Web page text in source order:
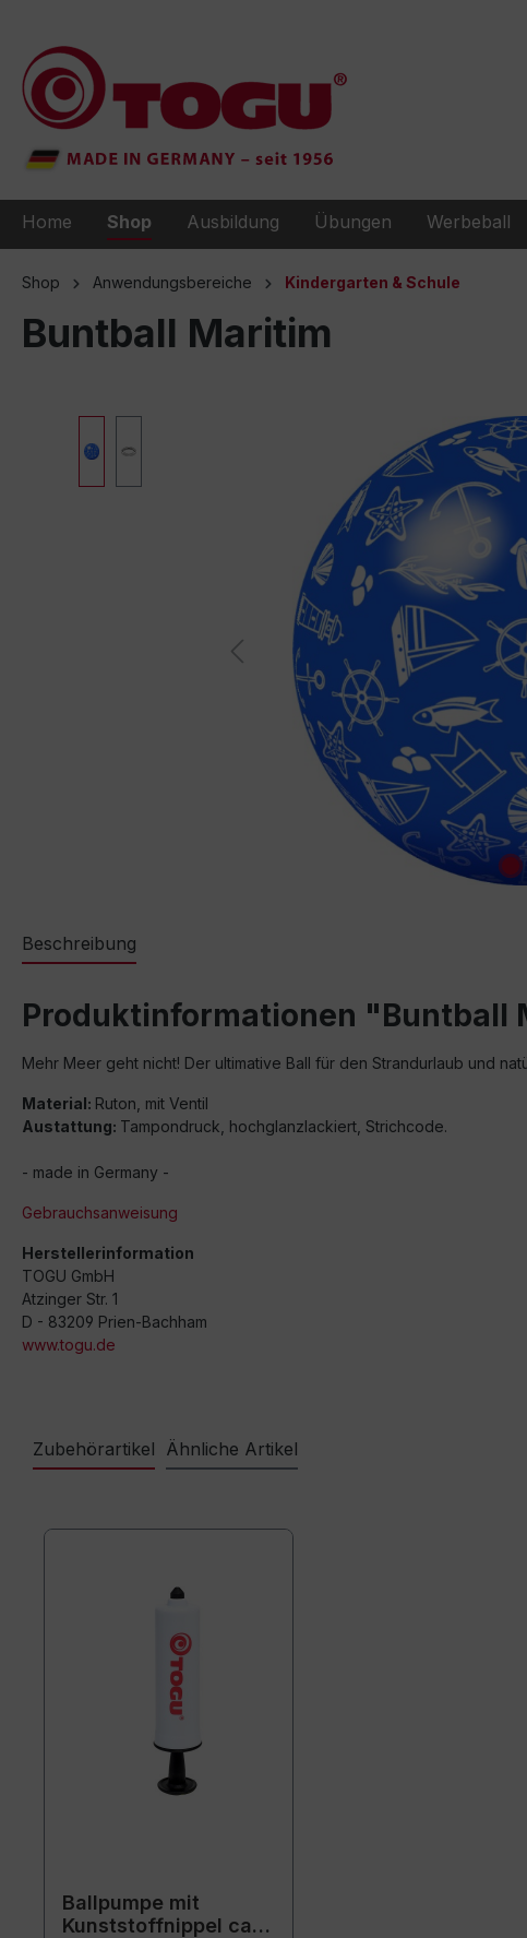
Home Shop Ausbildung Übungen Werbeball
Shop Anwendungsbereiche Kindergarten & Schule
Buntball Maritim
Beschreibung
Produktinformationen "Buntball
Mehr Meer geht nicht! Der ultimative Ball für den Strandurlaub und
Material: Ruton, mit Ventil
Austattung: Tampondruck, hochglanzlackiert, Strichcode.
- made in Germany -
Gebrauchsanweisung
Herstellerinformation
TOGU GmbH
Atzinger Str. 1
D - 83209 Prien-Bachham
www.togu.de
Zubehörartikel Ähnliche Artikel
Ballpumpe mit
Kunststoffnippel ca.